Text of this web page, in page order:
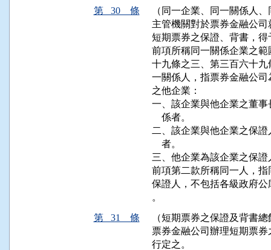
第 30 條
（同一企業、同一關係人
主管機關對於票券金融公
短期票券之保證、背書，
前項所稱同一關係企業之
十九條之三、第三百六十
一關係人，指票券金融公
之他企業：
一、該企業與他企業之董
    係者。
二、該企業與他企業之保
    者。
三、他企業為該企業之保
前項第二款所稱同一人，
保證人，不包括各級政府
。
第 31 條
（短期票券之保證及背書
票券金融公司辦理短期票
行定之。